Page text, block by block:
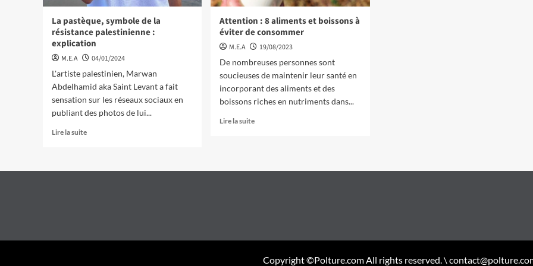
La pastèque, symbole de la
résistance palestinienne :
explication
M.E.A
04/01/2024
L'artiste palestinien, Marwan
Abdelhamid aka Saint Levant a fait
sensation sur les réseaux sociaux en
publiant des photos de lui...
Lire la suite
Attention : 8 aliments et boissons à
éviter de consommer
M.E.A
19/08/2023
De nombreuses personnes sont
soucieuses de maintenir leur santé en
incorporant des aliments et des
boissons riches en nutriments dans...
Lire la suite
Copyright ©Polture.com All rights reserved. \